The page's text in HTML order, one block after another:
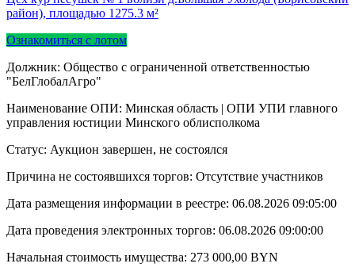
район), площадью 1275.3 м²
Ознакомиться с лотом
Должник: Общество с ограниченной ответственностью
"БелГлобалАгро"
Наименование ОПИ: Минская область | ОПИ УПИ главного
управления юстиции Минского облисполкома
Статус: Аукцион завершен, не состоялся
Причина не состоявшихся торгов: Отсутствие участников
Дата размещения информации в реестре: 06.08.2026 09:05:00
Дата проведения электронных торгов: 06.08.2026 09:00:00
Начальная стоимость имущества: 273 000,00 BYN